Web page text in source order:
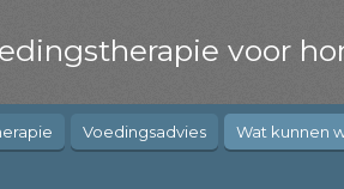
voor
Voedingsadvies Wat kunnen